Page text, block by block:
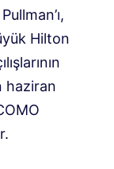
Hilton
haziran